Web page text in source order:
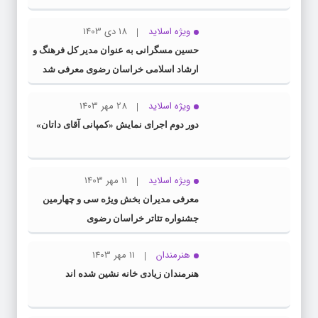
ویژه اسلاید 18 دی 1403
حسین مسگرانی به عنوان مدیر کل فرهنگ و
ارشاد اسلامی خراسان رضوی معرفی شد
ویژه اسلاید 28 مهر 1403
دور دوم اجرای نمایش «کمپانی آقای داتان»
ویژه اسلاید 11 مهر 1403
معرفی مدیران بخش ویژه سی و چهارمین
جشنواره تئاتر خراسان رضوی
هنرمندان 11 مهر 1403
هنرمندان زیادی خانه نشین شده اند